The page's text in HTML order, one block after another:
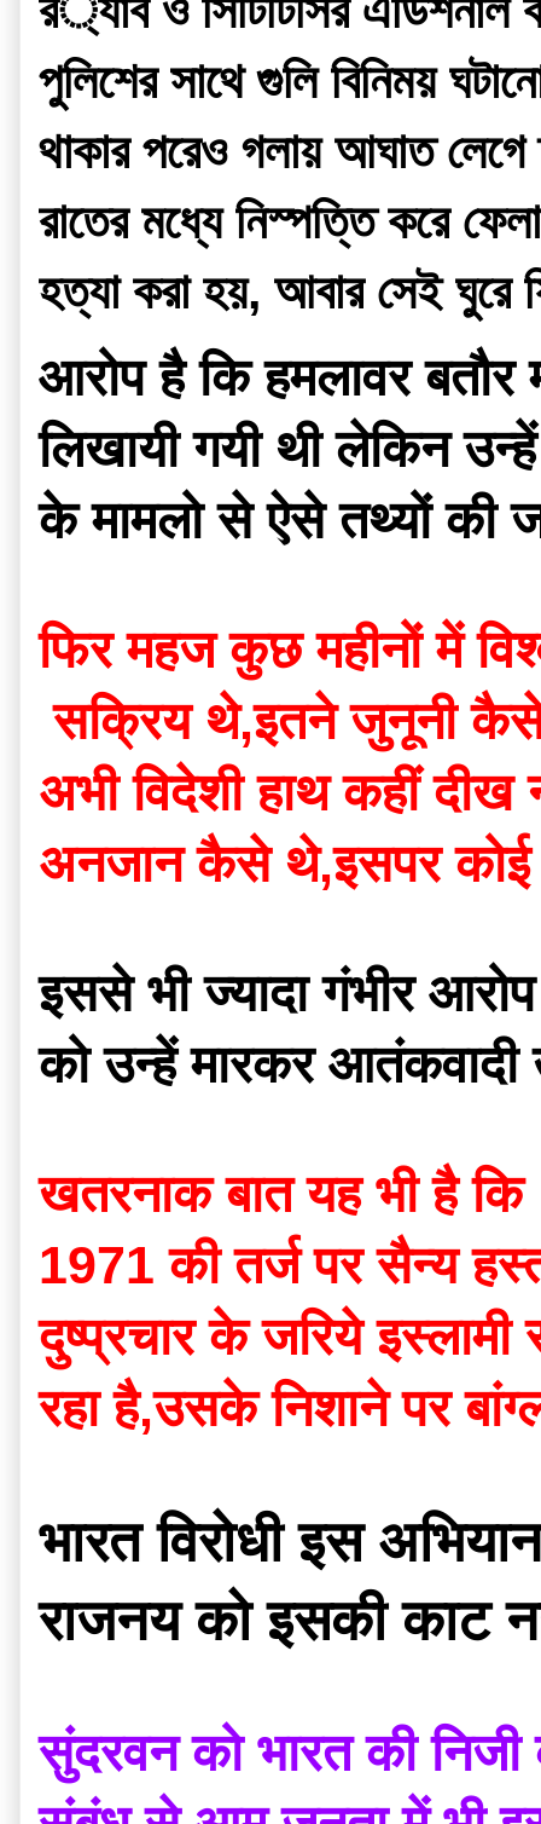
পুলিশের সাথে গুলি বিনিময়
থাকার পরেও গলায় আঘাত লেগে
রাতের মধ্যে নিস্পত্তি করে
হত্যা করা হয়, আবার সেই ঘুরে
आरोप है कि हमलावर
लिखायी गयी थी लेकिन
के मामलो से ऐसे तथ्यों की
फिर महज कुछ महीनों में
सक्रिय थे,इतने जुनूनी कैसे
अभी विदेशी हाथ कहीं दीख
अनजान कैसे थे,इसपर कोई
इससे भी ज्यादा गंभीर
को उन्हें मारकर आतंकवादी
खतरनाक बात यह भी है कि
1971 की तर्ज पर सैन्य
दुष्प्रचार के जरिये इस्लामी
रहा है,उसके निशाने पर
भारत विरोधी इस
राजनय को इसकी काट
सुंदरवन को भारत की निजी